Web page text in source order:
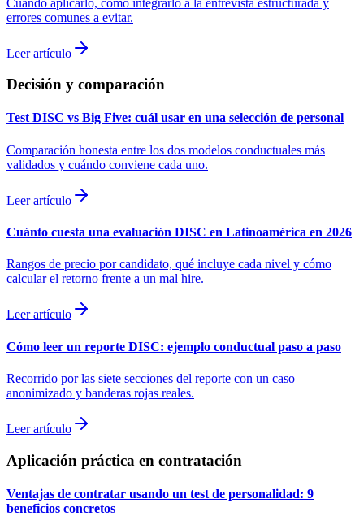
errores comunes a evitar.
Leer artículo
Decisión y comparación
Test DISC vs Big Five: cuál usar en una selección de personal
Comparación honesta entre los dos modelos conductuales más
validados y cuándo conviene cada uno.
Leer artículo
Cuánto cuesta una evaluación DISC en Latinoamérica en 2026
Rangos de precio por candidato, qué incluye cada nivel y cómo
calcular el retorno frente a un mal hire.
Leer artículo
Cómo leer un reporte DISC: ejemplo conductual paso a paso
Recorrido por las siete secciones del reporte con un caso
anonimizado y banderas rojas reales.
Leer artículo
Aplicación práctica en contratación
Ventajas de contratar usando un test de personalidad: 9
beneficios concretos